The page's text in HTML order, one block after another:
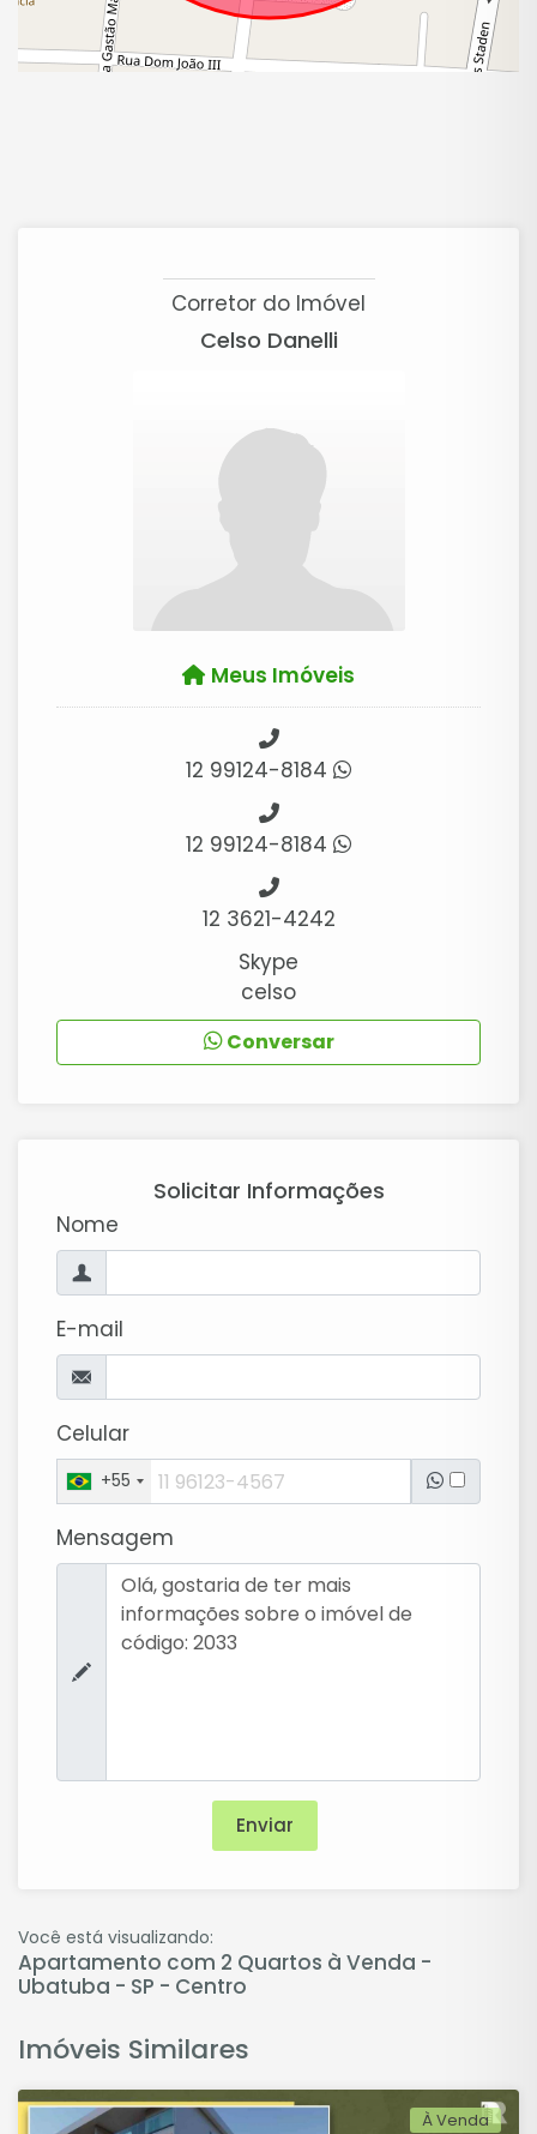
Valores e disponibilidade sujeitos a alteração
sem aviso prévio.
Corretor do Imóvel
Celso Danelli
Meus Imóveis
12 99124-8184
12 99124-8184
12 3621-4242
Skype
celso
Conversar
Solicitar Informações
Nome
E-mail
Celular
+55
Mensagem
Você está visualizando:
Apartamento com 2 Quartos à Venda -
Ubatuba - SP - Centro
Imóveis Similares
À Venda